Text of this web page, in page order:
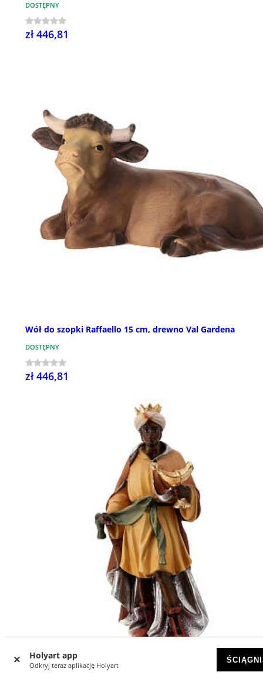
Holyart app
Odkryj teraz aplikację Holyart
DOSTĘPNY
zł 446,81
Wół do szopki Raffaello 15 cm, drewno Val Gardena
DOSTĘPNY
zł 446,81
Król Mędrców czarnoskóry z kadzidłem, szopka Raffaello,